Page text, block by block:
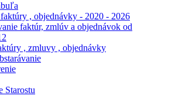
, objednávky - 2020 - 2026
faktúr, zmlúv a objednávok od
, zmluvy , objednávky
Starostu